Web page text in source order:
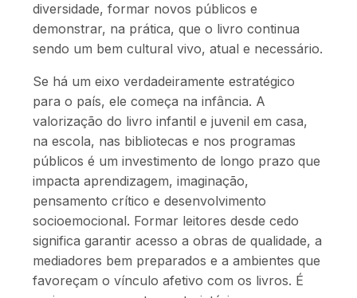
diversidade, formar novos públicos e
demonstrar, na prática, que o livro continua
sendo um bem cultural vivo, atual e necessário.
Se há um eixo verdadeiramente estratégico
para o país, ele começa na infância. A
valorização do livro infantil e juvenil em casa,
na escola, nas bibliotecas e nos programas
públicos é um investimento de longo prazo que
impacta aprendizagem, imaginação,
pensamento crítico e desenvolvimento
socioemocional. Formar leitores desde cedo
significa garantir acesso a obras de qualidade, a
mediadores bem preparados e a ambientes que
favoreçam o vínculo afetivo com os livros. É